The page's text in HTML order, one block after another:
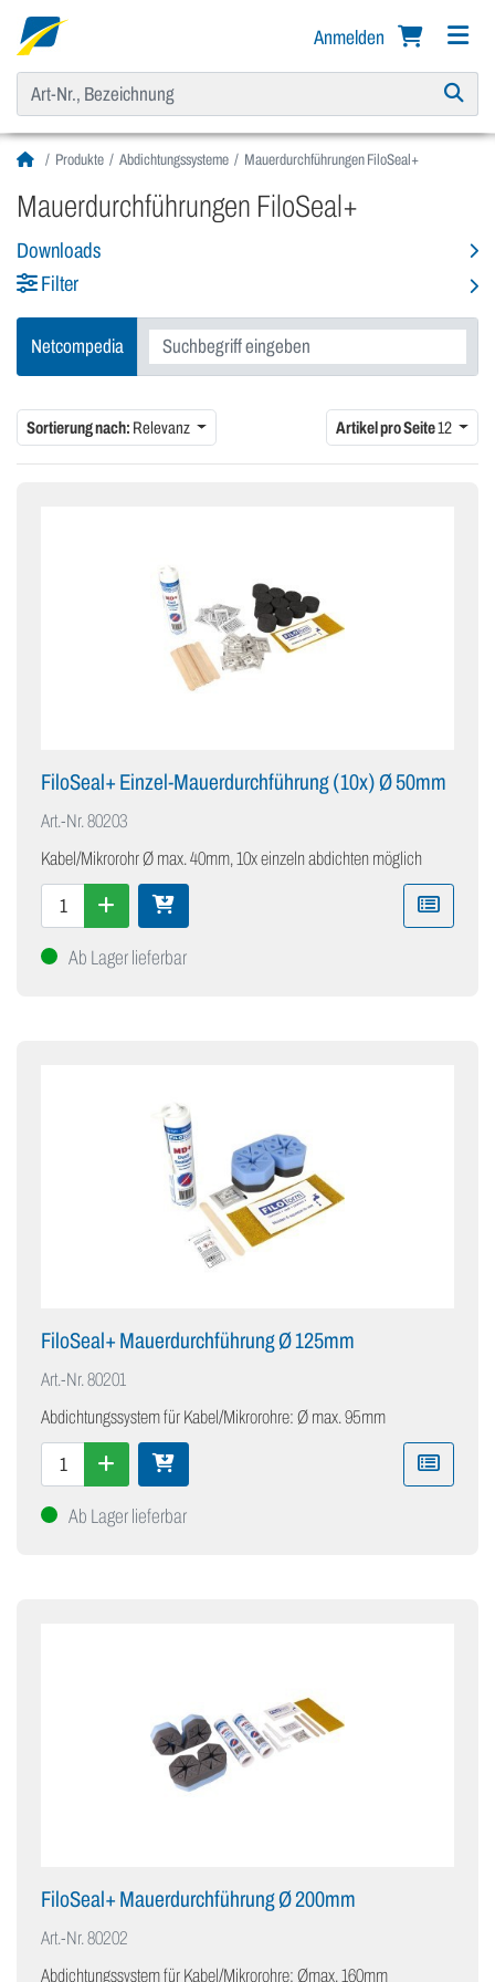
Anmelden
Produkte Abdichtungssysteme Mauerdurchführungen FiloSeal+
Mauerdurchführungen FiloSeal+
Downloads
Filter
Netcompedia
Sortierung nach: Relevanz Artikel pro Seite12
FiloSeal+ Einzel-Mauerdurchführung (10x) Ø 50mm
Art.-Nr.80203
Kabel/Mikrorohr Ø max. 40mm, 10x einzeln abdichten möglich
Ab Lager lieferbar
FiloSeal+ Mauerdurchführung Ø 125mm
Art.-Nr.80201
Abdichtungssystem für Kabel/Mikrorohre: Ø max. 95mm
Ab Lager lieferbar
FiloSeal+ Mauerdurchführung Ø 200mm
Art.-Nr.80202
Abdichtungssystem für Kabel/Mikrorohre: Ømax. 160mm